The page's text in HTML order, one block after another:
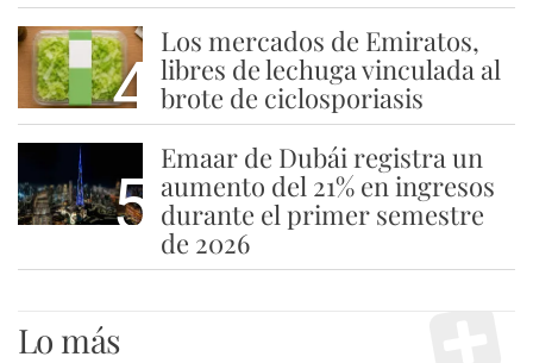
4
Los mercados de Emiratos,
libres de lechuga vinculada al
brote de ciclosporiasis
5
Emaar de Dubái registra un
aumento del 21% en ingresos
durante el primer semestre
de 2026
Lo más